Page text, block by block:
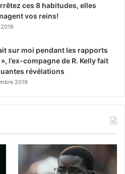
ces 8 habitudes, elles
vos reins!
sur moi pendant les rapports
l’ex-compagne de R. Kelly fait
révélations
2019